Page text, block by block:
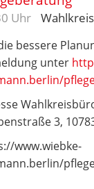
Uhr
bessere
unter
3,
www.wiebke-